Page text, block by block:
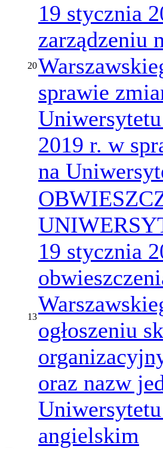
20
19 stycznia
zarządzeniu
sprawie
2019 r. w
na
13
19 stycznia
ogłoszeniu
oraz nazw
angielskim